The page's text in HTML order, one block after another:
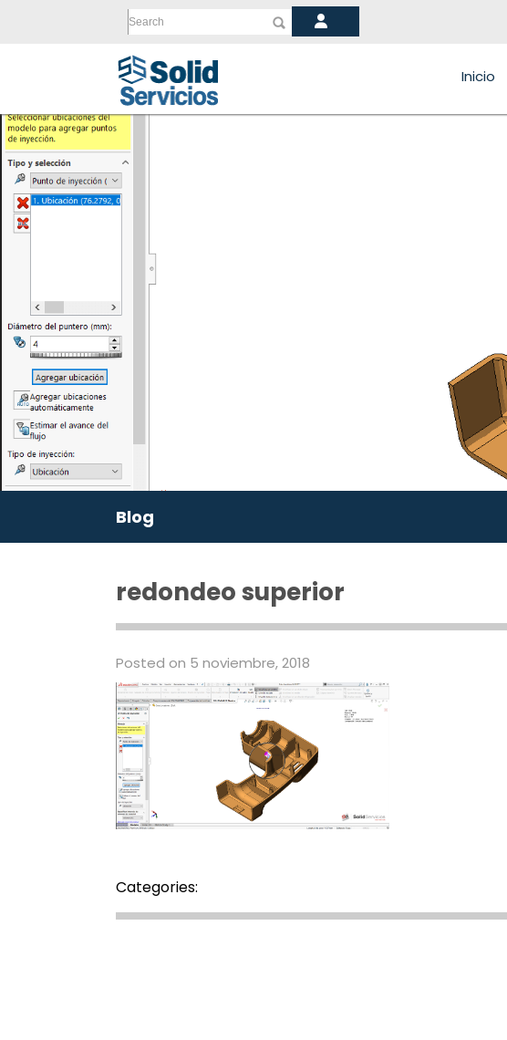
Search
Inicio
Blog
redondeo superior
Posted on 5 noviembre, 2018
Categories: